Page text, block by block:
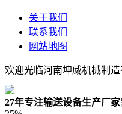
关于我们
联系我们
网站地图
欢迎光临河南坤威机械制造
27年专注输送设备生产厂家